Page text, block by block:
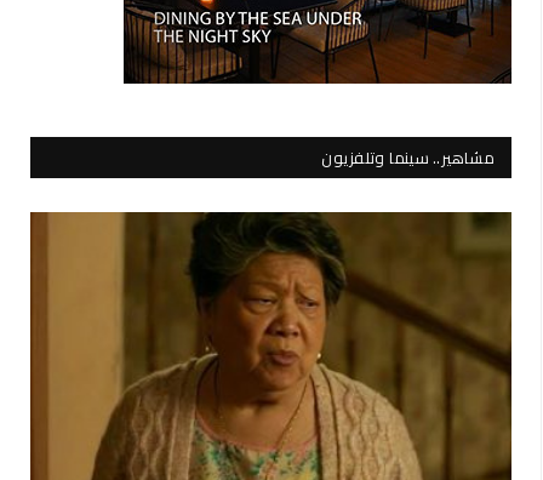
مشاهير.. سينما وتلفزيون